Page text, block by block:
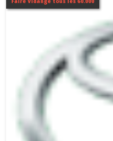
IQ